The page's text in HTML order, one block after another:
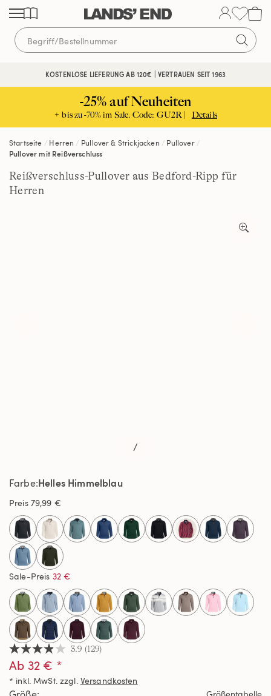
Direkt
zum
Inhalt
Direkt
zur
Navigation
Direkt
zur
Suche
KOSTENLOSE LIEFERUNG AB 120€ | VERTRAUEN SEIT 1963
-25% auf Neuheiten
+ bis zu -70% im Sale. Code: GU2R | Details
Startseite Herren Pullover & Strickjacken
Pullover
Pullover mit Reißverschluss
Reißverschluss-Pullover aus Bedford-Ripp für
Herren
/
3.9
von
5
Sternen,
Durchschnittswert
3.9 (129)
Ab 32 € *
* inkl. MwSt. zzgl. Versandkosten
Farbe Helles Himmelblau
Preis 79,99 €
Sale-Preis 32 €